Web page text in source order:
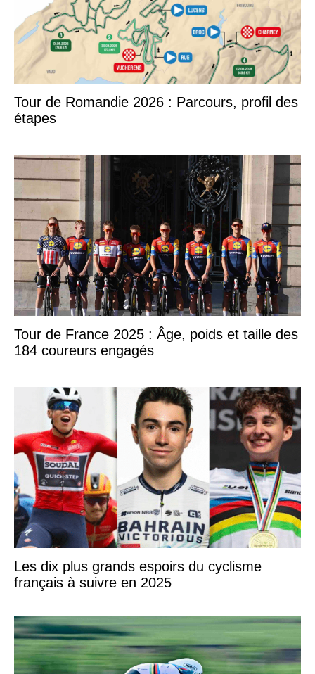
Tour de Romandie 2026 : Parcours, profil des
étapes
Tour de France 2025 : Âge, poids et taille des
184 coureurs engagés
Les dix plus grands espoirs du cyclisme
français à suivre en 2025